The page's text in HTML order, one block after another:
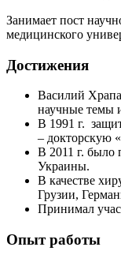
Занимает пост
медицинского
Достижения
Василий
научные темы
В 1991 г.
– докторскую
В 2011 г. было
Украины.
В качестве
Грузии,
Принимал
Опыт работы